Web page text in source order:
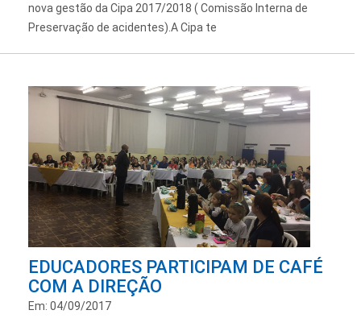
nova gestão da Cipa 2017/2018 ( Comissão Interna de
Preservação de acidentes).A Cipa te
EDUCADORES PARTICIPAM DE CAFÉ
COM A DIREÇÃO
Em: 04/09/2017